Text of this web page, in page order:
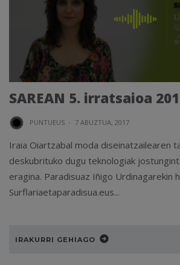
SAREAN 5. irratsaioa
PUNTUEUS · 7 ABUZTUA, 2017
Iraia Oiartzabal moda diseinatzailearen
deskubrituko dugu teknologiak
eragina. Paradisuaz Iñigo Urdinagarekin
Surflariaetaparadisua.eus...
IRAKURRI GEHIAGO